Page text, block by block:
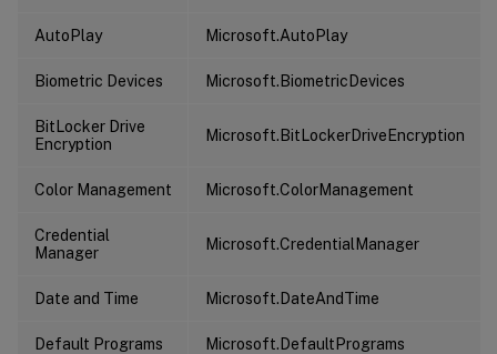
AutoPlay Microsoft.AutoPlay
Biometric Devices Microsoft.BiometricDevices
BitLocker Drive
Encryption
Microsoft.BitLockerDriveEncryption
Color Management Microsoft.ColorManagement
Credential
Manager
Microsoft.CredentialManager
Date and Time Microsoft.DateAndTime
Default Programs Microsoft.DefaultPrograms